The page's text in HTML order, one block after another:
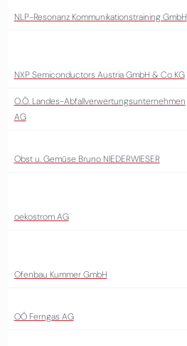
NLP-Resonanz Kommunikationstraining GmbH
NXP Semiconductors Austria GmbH & Co KG
O.Ö. Landes-Abfallverwertungsunternehmen
AG
Obst u. Gemüse Bruno NIEDERWIESER
oekostrom AG
Ofenbau Kummer GmbH
OÖ Ferngas AG